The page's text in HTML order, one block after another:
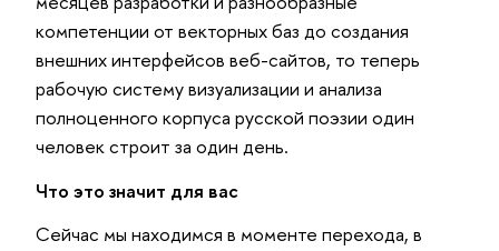
компетенции от векторных баз до создания
внешних интерфейсов веб-сайтов, то теперь
рабочую систему визуализации и анализа
полноценного корпуса русской поэзии один
человек строит за один день.
Что это значит для вас
Сейчас мы находимся в моменте перехода, в